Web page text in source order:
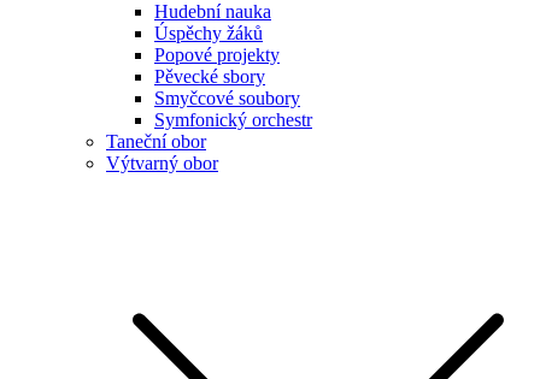
Hudební nauka
Úspěchy žáků
Popové projekty
Pěvecké sbory
Smyčcové soubory
Symfonický orchestr
Taneční obor
Výtvarný obor